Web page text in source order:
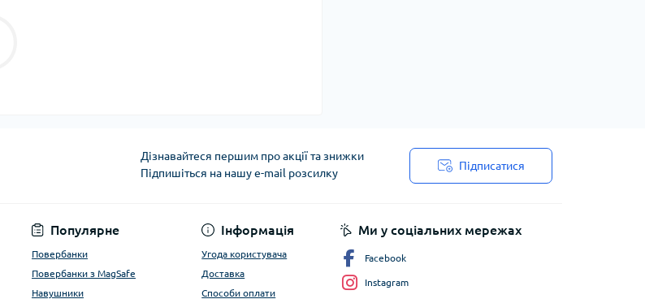
Дізнавайтеся першим про акції та знижки
Підпишіться на нашу e-mail розсилку
Підписатися
Популярне
Повербанки
Повербанки з MagSafe
Навушники
Інформація
Угода користувача
Доставка
Способи оплати
Ми у соціальних мережах
Facebook
Instagram